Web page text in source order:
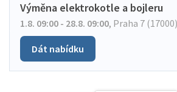
Výměna elektrokotle a bojleru
1.8. 09:00 - 28.8. 09:00, Praha 7 (17000)
Dát nabídku